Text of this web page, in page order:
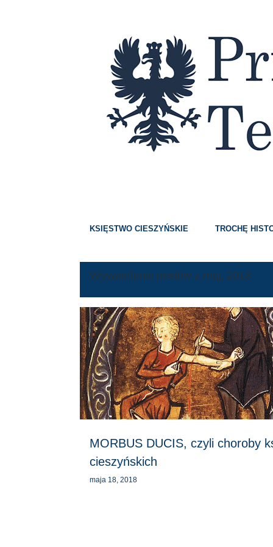
KSIĘSTWO CIESZYŃSKIE TROCHĘ
Wyświetlanie postów z maj, 2018
P
o
s
t
y
MORBUS DUCIS, czyli choroby
cieszyńskich
maja 18, 2018